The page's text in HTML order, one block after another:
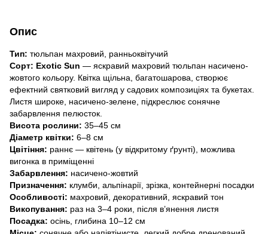
Опис
Тип: тюльпан махровий, ранньоквітучий
Сорт: Exotic Sun — яскравий махровий тюльпан насичено-
жовтого кольору. Квітка щільна, багатошарова, створює
ефектний святковий вигляд у садових композиціях та букетах.
Листя широке, насичено-зелене, підкреслює сонячне
забарвлення пелюсток.
Висота рослини: 35–45 см
Діаметр квітки: 6–8 см
Цвітіння: раннє — квітень (у відкритому ґрунті), можлива
вигонка в приміщенні
Забарвлення: насичено-жовтий
Призначення: клумби, альпінарії, зрізка, контейнерні посадки
Особливості: махровий, декоративний, яскравий тон
Викопування: раз на 3–4 роки, після в’янення листя
Посадка: осінь, глибина 10–12 см